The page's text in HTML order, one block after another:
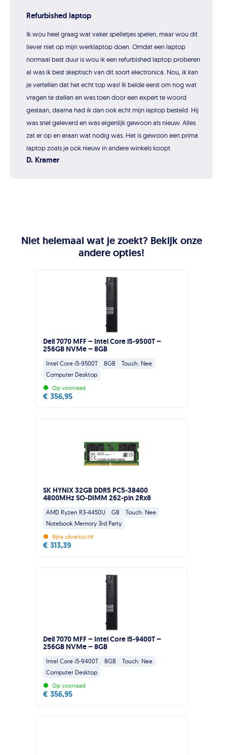
Refurbished laptop
Ik wou heel graag wat vaker spelletjes spelen, maar wou dit
liever niet op mijn werklaptop doen. Omdat een laptop
normaal best duur is wou ik een refurbished laptop proberen
al was ik best skeptisch van dit soort electronica. Nou, ik kan
je vertellen dat het echt top was! Ik belde eerst om nog wat
vragen te stellen en was toen door een expert te woord
gestaan, daarna had ik dan ook echt mijn laptop besteld. Hij
was snel geleverd en was eigenlijk gewoon als nieuw. Alles
zat er op en eraan wat nodig was. Het is gewoon een prima
laptop zoals je ook nieuw in andere winkels koopt.
D. Kramer
Niet helemaal wat je zoekt? Bekijk onze
andere opties!
Dell 7070 MFF – Intel Core i5-9500T –
256GB NVMe – 8GB
Intel Core i5-9500T 8GB
Touch: Nee
Computer Desktop
• Op voorraad
€ 356,95
SK HYNIX 32GB DDR5 PC5-38400
4800MHz SO-DIMM 262-pin 2Rx8
AMD Ryzen R3-4450U GB
Touch: Nee
Notebook Memory 3rd Party
• Bijna uitverkocht!
€ 313,39
Dell 7070 MFF – Intel Core i5-9400T –
256GB NVMe – 8GB
Intel Core i5-9400T 8GB
Touch: Nee
Computer Desktop
• Op voorraad
€ 356,95